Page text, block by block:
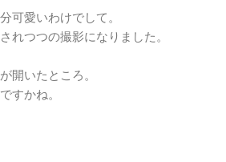
可愛いわけでして。
れつつの撮影になりました。
開いたところ。
すかね。